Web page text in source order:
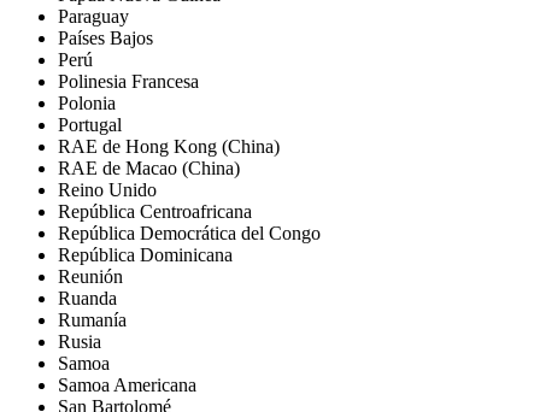
Paraguay
Países Bajos
Perú
Polinesia Francesa
Polonia
Portugal
RAE de Hong Kong (China)
RAE de Macao (China)
Reino Unido
República Centroafricana
República Democrática del Congo
República Dominicana
Reunión
Ruanda
Rumanía
Rusia
Samoa
Samoa Americana
San Bartolomé